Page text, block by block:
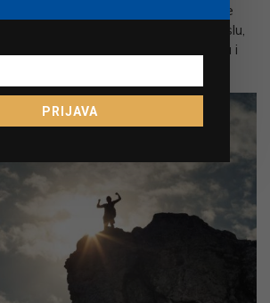
vrijednost u svijetu koji zahtjeva sve
iz nekog područja u određenom poslu,
usavršavati usvajajući nova znanja i
PRIJAVA